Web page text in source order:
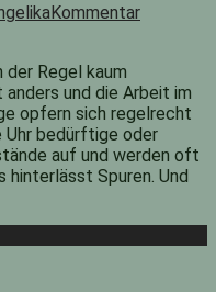
Kommentar
Regel kaum
und die Arbeit im
opfern sich regelrecht
Uhr bedürftige oder
auf und werden oft
hinterlässt Spuren. Und